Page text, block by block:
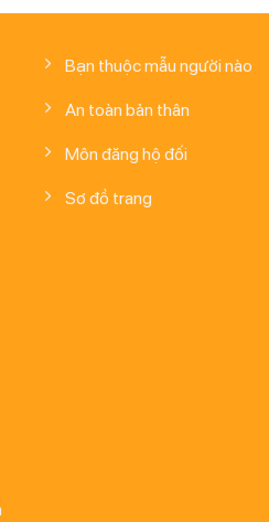
Bạn thuộc mẫu người nào
An toàn bản thân
Môn đăng hộ đối
Sơ đồ trang